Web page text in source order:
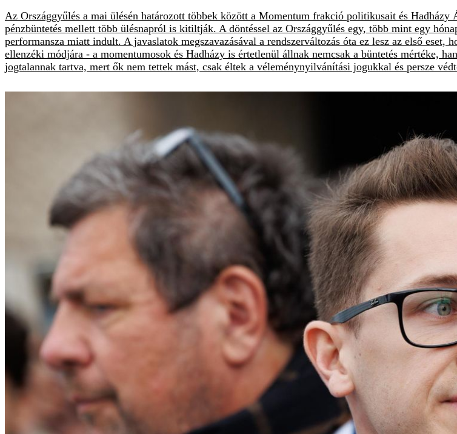
Az Országgyűlés a mai ülésén határozott többek között a Momentum frakció politikusait és
pénzbüntetés mellett több ülésnapról is kitiltják. A döntéssel az Országgyűlés egy, több mint egy
performansza miatt indult. A javaslatok megszavazásával a rendszerváltozás óta ez lesz az első
ellenzéki módjára - a momentumosok és Hadházy is értetlenül állnak nemcsak a büntetés mértéke,
jogtalannak tartva, mert ők nem tettek mást, csak éltek a véleménynyilvánítási jogukkal és persze